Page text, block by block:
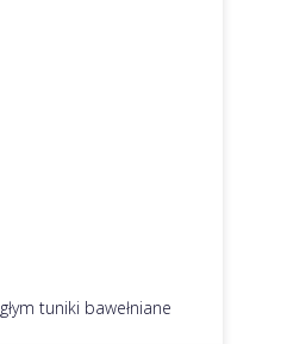
tuniki bawełniane